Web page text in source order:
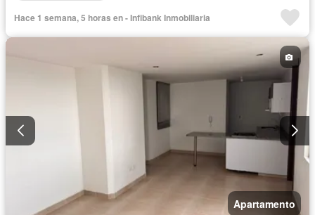
Hace 1 semana, 5 horas en - Infibank Inmobiliaria
Apartamento